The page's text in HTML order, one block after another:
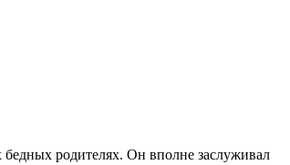
родителях. Он вполне заслуживал